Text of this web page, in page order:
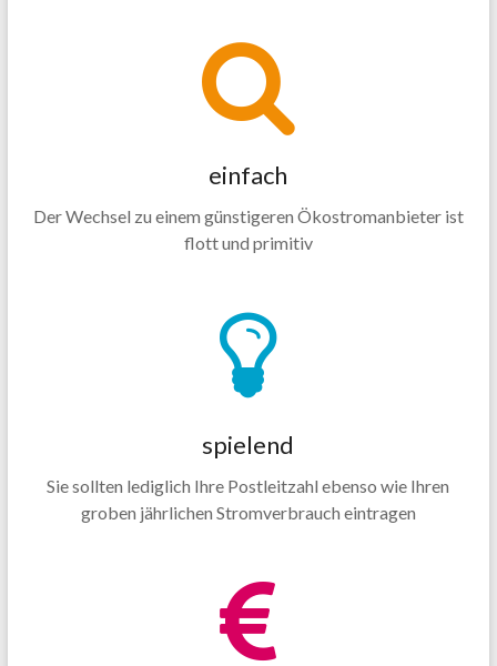
einfach
Der Wechsel zu einem günstigeren Ökostromanbieter ist
flott und primitiv
spielend
Sie sollten lediglich Ihre Postleitzahl ebenso wie Ihren
groben jährlichen Stromverbrauch eintragen